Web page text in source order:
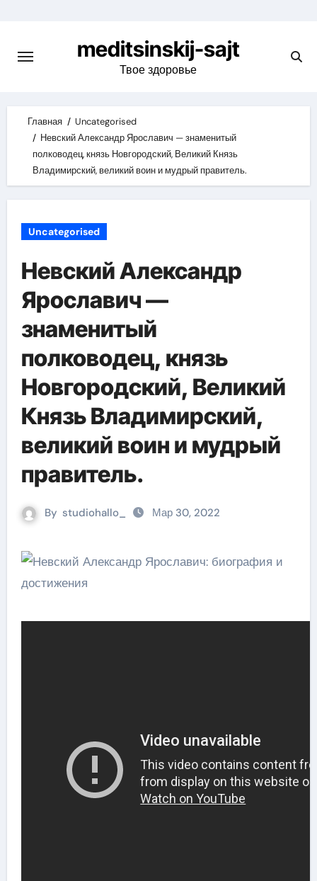
content
meditsinskij-sajt
Твое здоровье
Главная
Uncategorised
Невский Александр Ярославич — знаменитый
полководец, князь Новгородский, Великий Князь
Владимирский, великий воин и мудрый правитель.
Uncategorised
Невский Александр
Ярославич —
знаменитый
полководец, князь
Новгородский, Великий
Князь Владимирский,
великий воин и мудрый
правитель.
By studiohallo_ Мар 30, 2022